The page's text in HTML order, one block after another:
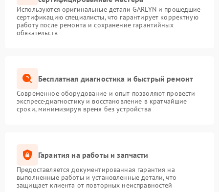
Используются оригинальные детали GARLYN и прошедшие
сертификацию специалисты, что гарантирует корректную
работу после ремонта и сохранение гарантийных
обязательств
Бесплатная диагностика и быстрый ремонт
Современное оборудование и опыт позволяют провести
экспресс-диагностику и восстановление в кратчайшие
сроки, минимизируя время без устройства
Гарантия на работы и запчасти
Предоставляется документированная гарантия на
выполненные работы и установленные детали, что
защищает клиента от повторных неисправностей